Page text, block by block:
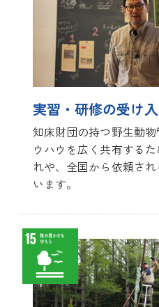
実習・研修の受け
知床財団の持つ野生動
ウハウを広く共有する
れや、全国から依頼さ
います。